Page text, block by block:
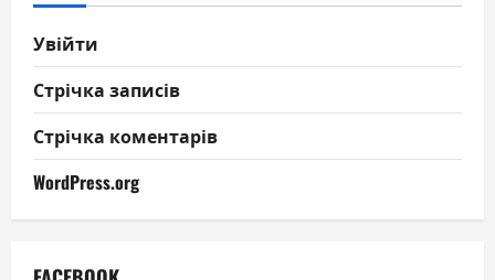
Увійти
Стрічка записів
Стрічка коментарів
WordPress.org